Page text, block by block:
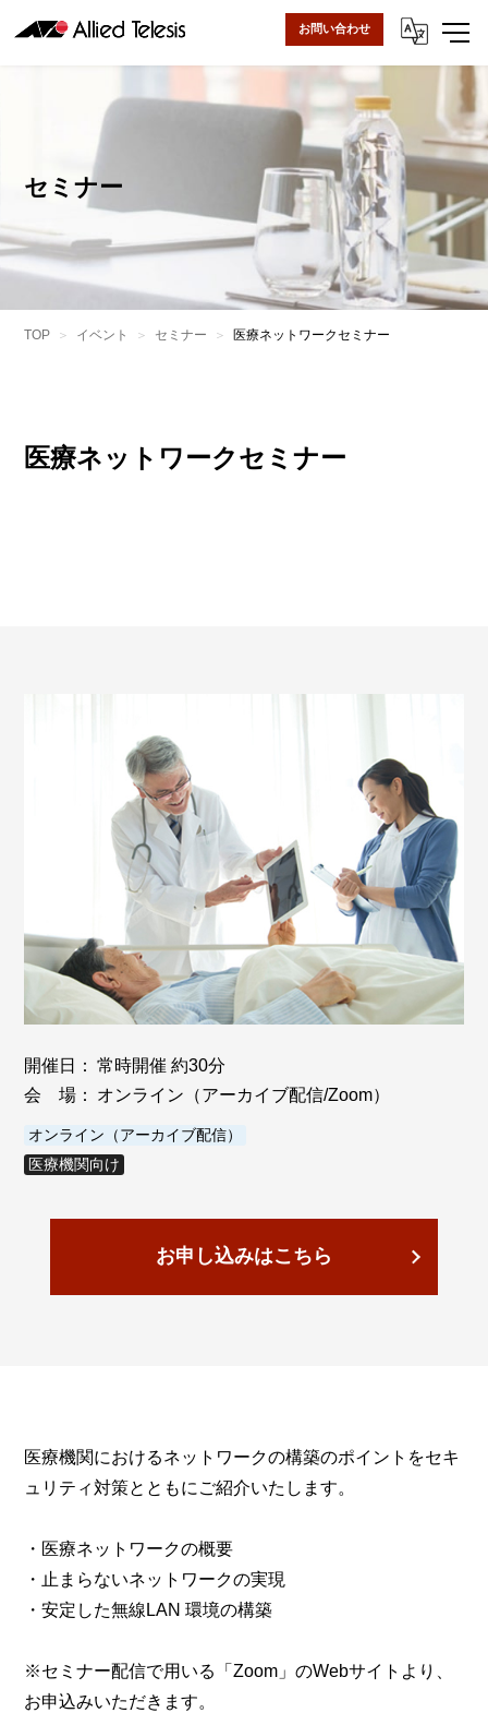
お問い合わせ
セミナー
TOP イベント セミナー 医療ネットワークセミナー
医療ネットワークセミナー
開催日：
常時開催 約30分
会 場：
オンライン（アーカイブ配信/Zoom）
オンライン（アーカイブ配信）
医療機関向け
お申し込みはこちら
医療機関におけるネットワークの構築のポイントをセキ
ュリティ対策とともにご紹介いたします。
・医療ネットワークの概要
・止まらないネットワークの実現
・安定した無線LAN 環境の構築
※セミナー配信で用いる「Zoom」のWebサイトより、
お申込みいただきます。